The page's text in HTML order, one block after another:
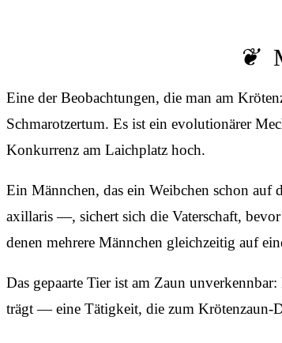
Eine der Beobachtungen, die man am
Schmarotzertum. Es ist ein evolutionärer
Konkurrenz am Laichplatz hoch.
Ein Männchen, das ein Weibchen schon auf
axillaris —, sichert sich die Vaterschaft,
denen mehrere Männchen gleichzeitig auf
Das gepaarte Tier ist am Zaun
trägt — eine Tätigkeit, die zum Krötenzaun-